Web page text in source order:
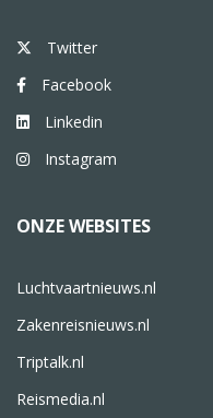
Twitter
Facebook
Linkedin
Instagram
ONZE WEBSITES
Luchtvaartnieuws.nl
Zakenreisnieuws.nl
Triptalk.nl
Reismedia.nl